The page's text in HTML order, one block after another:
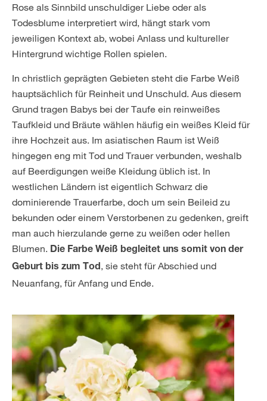
Rose als Sinnbild unschuldiger Liebe oder als
Todesblume interpretiert wird, hängt stark vom
jeweiligen Kontext ab, wobei Anlass und kultureller
Hintergrund wichtige Rollen spielen.
In christlich geprägten Gebieten steht die Farbe Weiß
hauptsächlich für Reinheit und Unschuld. Aus diesem
Grund tragen Babys bei der Taufe ein reinweißes
Taufkleid und Bräute wählen häufig ein weißes Kleid für
ihre Hochzeit aus. Im asiatischen Raum ist Weiß
hingegen eng mit Tod und Trauer verbunden, weshalb
auf Beerdigungen weiße Kleidung üblich ist. In
westlichen Ländern ist eigentlich Schwarz die
dominierende Trauerfarbe, doch um sein Beileid zu
bekunden oder einem Verstorbenen zu gedenken, greift
man auch hierzulande gerne zu weißen oder hellen
Blumen. Die Farbe Weiß begleitet uns somit von der
Geburt bis zum Tod, sie steht für Abschied und
Neuanfang, für Anfang und Ende.